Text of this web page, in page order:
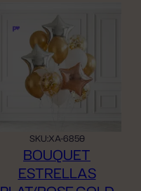
SKU:XA-6850
BOUQUET
ESTRELLAS